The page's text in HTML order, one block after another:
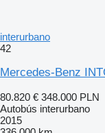
interurbano
42
Mercedes-Benz
80.820 € 348.000 PLN
Autobús interurbano
2015